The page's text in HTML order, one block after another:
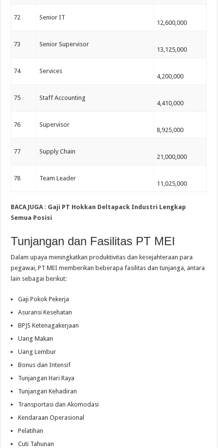
72 Senior IT
12,600,000
73 Senior Supervisor
13,125,000
74 Services
4,200,000
75 Staff Accounting
4,410,000
76 Supervisor
8,925,000
77 Supply Chain
21,000,000
78 Team Leader
11,025,000
BACA JUGA : Gaji PT Hokkan Deltapack Industri Lengkap
Semua Posisi
Tunjangan dan Fasilitas PT MEI
Dalam upaya meningkatkan produktivitas dan kesejahteraan para
pegawai, PT MEI memberikan beberapa fasilitas dan tunjanga, antara
lain sebagai berikut:
Gaji Pokok Pekerja
Asuransi Kesehatan
BPJS Ketenagakerjaan
Uang Makan
Uang Lembur
Bonus dan Intensif
Tunjangan Hari Raya
Tunjangan Kehadiran
Transportasi dan Akomodasi
Kendaraan Operasional
Pelatihan
Cuti Tahunan